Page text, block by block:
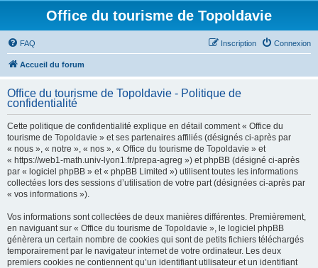
Office du tourisme de Topoldavie
FAQ Connexion
Inscription
Accueil du forum
Office du tourisme de Topoldavie - Politique de
confidentialité
Cette politique de confidentialité explique en détail comment « Office du
tourisme de Topoldavie » et ses partenaires affiliés (désignés ci-après par
« nous », « notre », « nos », « Office du tourisme de Topoldavie » et
« https://web1-math.univ-lyon1.fr/prepa-agreg ») et phpBB (désigné ci-après
par « logiciel phpBB » et « phpBB Limited ») utilisent toutes les informations
collectées lors des sessions d’utilisation de votre part (désignées ci-après par
« vos informations »).
Vos informations sont collectées de deux manières différentes. Premièrement,
en naviguant sur « Office du tourisme de Topoldavie », le logiciel phpBB
génèrera un certain nombre de cookies qui sont de petits fichiers téléchargés
temporairement par le navigateur internet de votre ordinateur. Les deux
premiers cookies ne contiennent qu’un identifiant utilisateur et un identifiant